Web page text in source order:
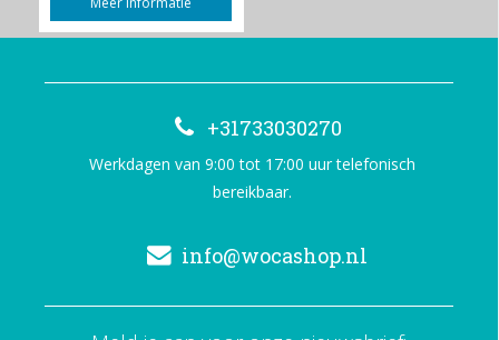
+31733030270
Werkdagen van 9:00 tot 17:00 uur telefonisch
bereikbaar.
info@wocashop.nl